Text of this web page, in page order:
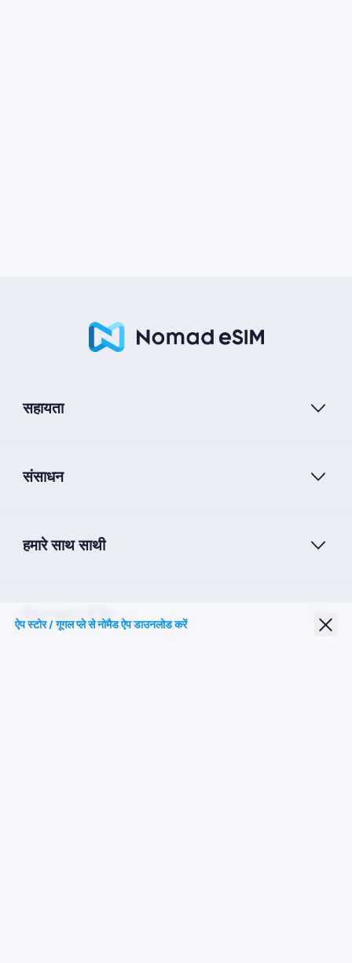
सहायता
संसाधन
हमारे साथ साथी
Nomad eSIM
ऐप स्टोर / गूगल प्ले से नोमैड ऐप डाउनलोड करें